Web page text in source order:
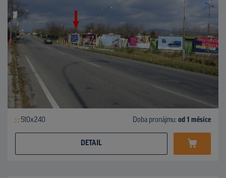
510x240 Doba pronájmu: od 1 měsíce
DETAIL